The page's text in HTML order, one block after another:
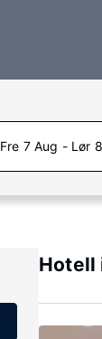
Fre 7 Aug - Lør
Hotell